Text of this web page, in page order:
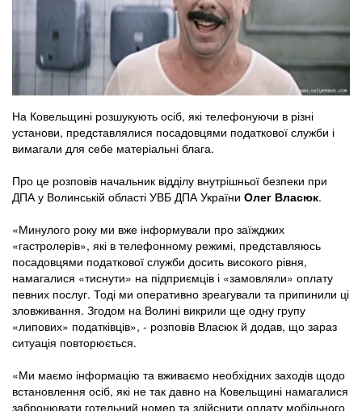
На Ковельщині розшукують осіб, які телефонуючи в різні
установи, представлялися посадовцями податкової служби і
вимагали для себе матеріальні блага.
Про це розповів начальник відділу внутрішньої безпеки при
ДПА у Волинській області УВБ ДПА України Олег Власюк.
«Минулого року ми вже інформували про заїжджих
«гастролерів», які в телефонному режимі, представляюсь
посадовцями податкової служби досить високого рівня,
намагалися «тиснути» на підприємців і «замовляли» оплату
певних послуг. Тоді ми оперативно зреагували та припинили ці
зловживання. Згодом на Волині викрили ще одну групу
«липових» податківців», - розповів Власюк й додав, що зараз
ситуація повторюється.
«Ми маємо інформацію та вживаємо необхідних заходів щодо
встановлення осіб, які не так давно на Ковельщині намагалися
забронювати готельний номер та здійснити оплату мобільного